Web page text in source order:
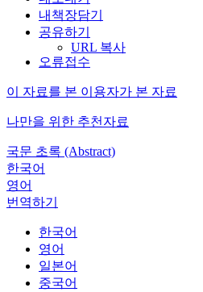
내책장담기
공유하기
URL 복사
오류접수
이 자료를 본 이용자가 본 자료
나만을 위한 추천자료
국문 초록 (Abstract)
한국어
영어
번역하기
한국어
영어
일본어
중국어